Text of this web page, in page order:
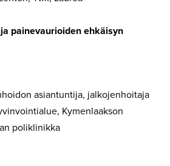
painevaurioiden ehkäisyn
asiantuntija, jalkojenhoitaja
Kymenlaakson
poliklinikka